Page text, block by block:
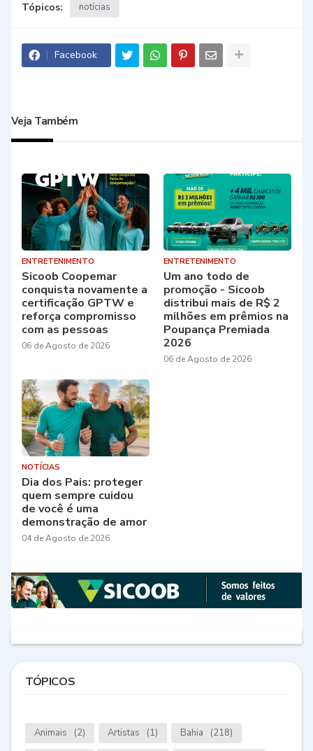
Tópicos: notícias
Facebook
Veja Também
ENTRETENIMENTO
Sicoob Coopemar
conquista novamente a
certificação GPTW e
reforça compromisso
com as pessoas
06 de Agosto de 2026
ENTRETENIMENTO
Um ano todo de
promoção - Sicoob
distribui mais de R$ 2
milhões em prêmios na
Poupança Premiada
2026
06 de Agosto de 2026
NOTÍCIAS
Dia dos Pais: proteger
quem sempre cuidou
de você é uma
demonstração de amor
04 de Agosto de 2026
TÓPICOS
Animais (2) Artistas (1) Bahia (218)